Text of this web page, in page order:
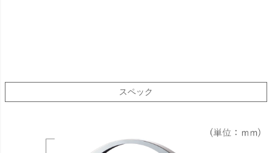
スペック